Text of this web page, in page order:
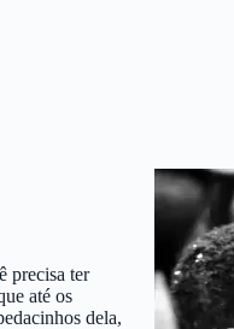
precisa ter
até os
dela,